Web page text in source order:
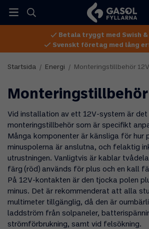
Betala tryggt med Swish &
Svenskt företag med lång
Startsida / Energi / Monteringstillbehör 12V
Monteringstillbehör
Vid installation av ett 12V-system är
monteringstillbehör som är specifikt
Många komponenter är känsliga för hur
minuspolerna är anslutna, och felaktig
utrustningen. Vanligtvis är kablar
färg (röd) används för plus och en kall
På 12V-kontakten är den tjocka polen
minus. Det är rekommenderat att alla
multimeter tillgänglig, då den är
laddström från solpaneler,
strömförbrukning, samt vid felsökning.